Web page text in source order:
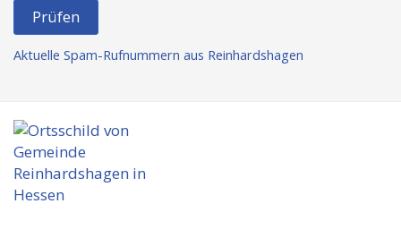
Prüfen
Aktuelle Spam-Rufnummern aus Reinhardshagen